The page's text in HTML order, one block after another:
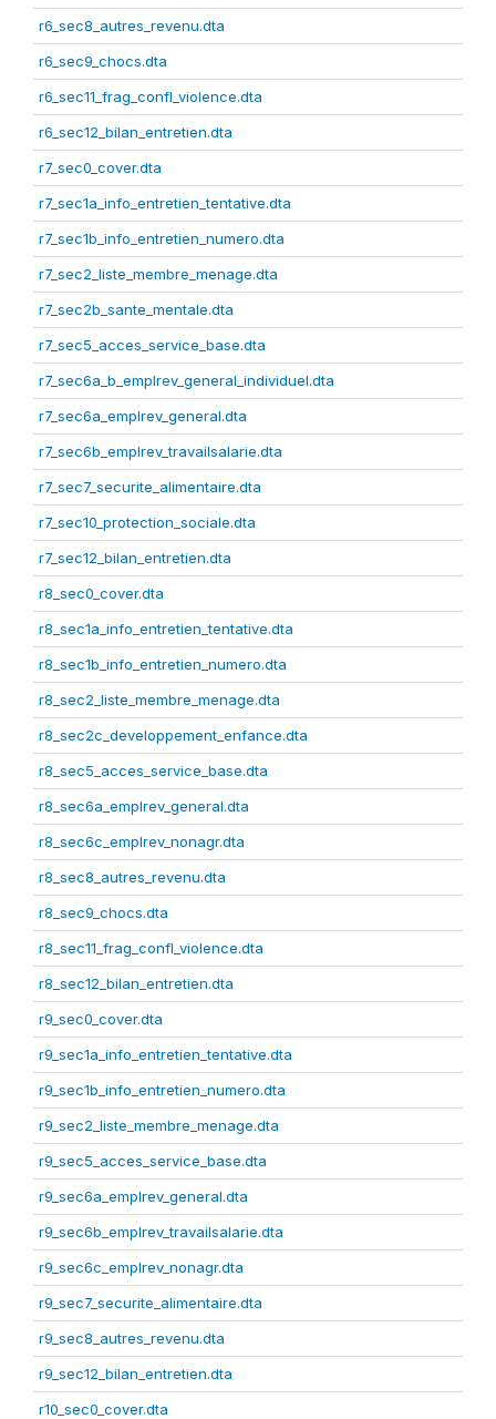
r6_sec8_autres_revenu.dta
r6_sec9_chocs.dta
r6_sec11_frag_confl_violence.dta
r6_sec12_bilan_entretien.dta
r7_sec0_cover.dta
r7_sec1a_info_entretien_tentative.dta
r7_sec1b_info_entretien_numero.dta
r7_sec2_liste_membre_menage.dta
r7_sec2b_sante_mentale.dta
r7_sec5_acces_service_base.dta
r7_sec6a_b_emplrev_general_individuel.dta
r7_sec6a_emplrev_general.dta
r7_sec6b_emplrev_travailsalarie.dta
r7_sec7_securite_alimentaire.dta
r7_sec10_protection_sociale.dta
r7_sec12_bilan_entretien.dta
r8_sec0_cover.dta
r8_sec1a_info_entretien_tentative.dta
r8_sec1b_info_entretien_numero.dta
r8_sec2_liste_membre_menage.dta
r8_sec2c_developpement_enfance.dta
r8_sec5_acces_service_base.dta
r8_sec6a_emplrev_general.dta
r8_sec6c_emplrev_nonagr.dta
r8_sec8_autres_revenu.dta
r8_sec9_chocs.dta
r8_sec11_frag_confl_violence.dta
r8_sec12_bilan_entretien.dta
r9_sec0_cover.dta
r9_sec1a_info_entretien_tentative.dta
r9_sec1b_info_entretien_numero.dta
r9_sec2_liste_membre_menage.dta
r9_sec5_acces_service_base.dta
r9_sec6a_emplrev_general.dta
r9_sec6b_emplrev_travailsalarie.dta
r9_sec6c_emplrev_nonagr.dta
r9_sec7_securite_alimentaire.dta
r9_sec8_autres_revenu.dta
r9_sec12_bilan_entretien.dta
r10_sec0_cover.dta